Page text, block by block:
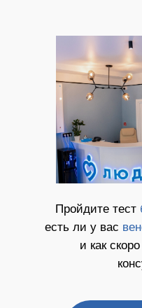
Пройдите тест
есть ли у вас
и как